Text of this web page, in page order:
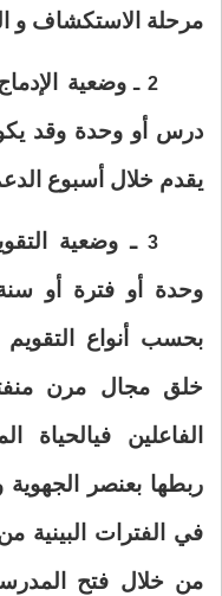
مرحلة الاستكشاف و
2 ـ
وضعية
درس أو وحدة وقد
يقدم خلال أسبوع
3ـ وضعية
وحدة أو فترة أو
بحسب أنواع التقويم
خلق مجال مرن
الفاعلين فيالحياة
ربطها بعنصر
في الفترات البينية
من خلال فتح